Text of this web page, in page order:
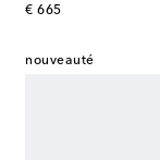
€ 665
original price
nouveauté